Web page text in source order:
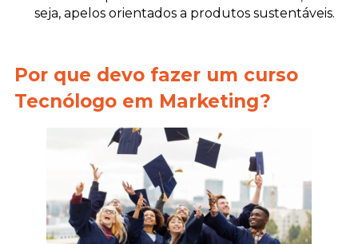
seja, apelos orientados a produtos sustentáveis.
Por que devo fazer um curso
Tecnólogo em Marketing?